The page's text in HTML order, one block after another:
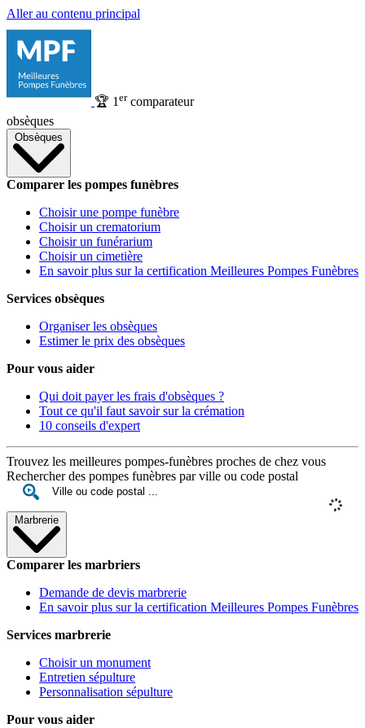
Aller au contenu principal
🏆 1 ercomparateur
obsèques
Obsèques
Comparer les pompes funèbres
Choisir une pompe funèbre
Choisir un crematorium
Choisir un funérarium
Choisir un cimetière
En savoir plus sur la certification Meilleures Pompes Funèbres
Services obsèques
Organiser les obsèques
Estimer le prix des obsèques
Pour vous aider
Qui doit payer les frais d'obsèques ?
Tout ce qu'il faut savoir sur la crémation
10 conseils d'expert
Trouvez les meilleures pompes-funèbres proches de chez vous
Rechercher des pompes funèbres par ville ou code postal
Marbrerie
Comparer les marbriers
Demande de devis marbrerie
En savoir plus sur la certification Meilleures Pompes Funèbres
Services marbrerie
Choisir un monument
Entretien sépulture
Personnalisation sépulture
Pour vous aider